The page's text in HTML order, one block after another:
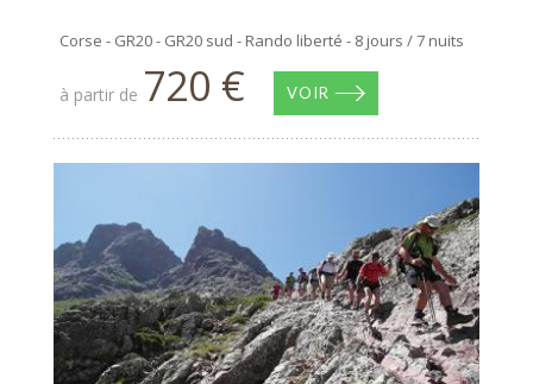
Corse - GR20 - GR20 sud - Rando liberté - 8 jours / 7 nuits
à partir de 720 € VOIR